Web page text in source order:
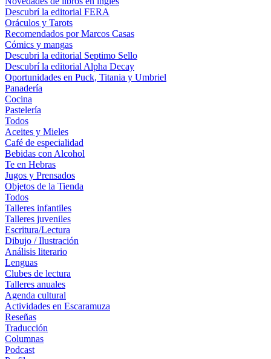
Descubrí la editorial FERA
Oráculos y Tarots
Recomendados por Marcos Casas
Cómics y mangas
Descubri la editorial Septimo Sello
Descubrí la editorial Alpha Decay
Oportunidades en Puck, Titania y Umbriel
Panadería
Cocina
Pastelería
Todos
Aceites y Mieles
Café de especialidad
Bebidas con Alcohol
Te en Hebras
Jugos y Prensados
Objetos de la Tienda
Todos
Talleres infantiles
Talleres juveniles
Escritura/Lectura
Dibujo / Ilustración
Análisis literario
Lenguas
Clubes de lectura
Talleres anuales
Agenda cultural
Actividades en Escaramuza
Reseñas
Traducción
Columnas
Podcast